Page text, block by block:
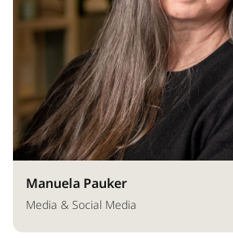
Manuela Pauker
Media & Social Media